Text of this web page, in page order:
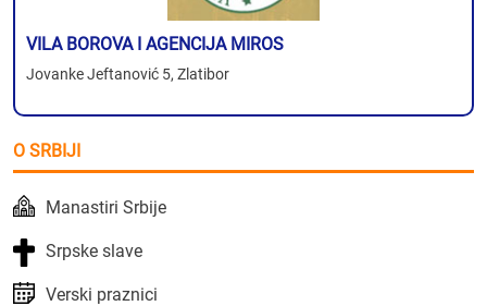
VILA BOROVA I AGENCIJA MIROS
Jovanke Jeftanović 5, Zlatibor
O SRBIJI
Manastiri Srbije
Srpske slave
Verski praznici